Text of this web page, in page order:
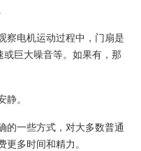
察电机运动过程中，门扇是
或巨大噪音等。如果有，那
静。
的一些方式，对大多数普通
多时间和精力。